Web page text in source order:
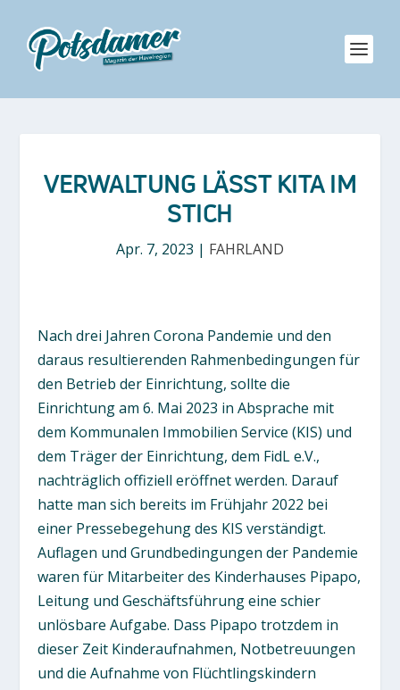
VERWALTUNG LÄSST KITA IM
STICH
Apr. 7, 2023 | FAHRLAND
Nach drei Jahren Corona Pandemie und den
daraus resultierenden Rahmenbedingungen für
den Betrieb der Einrichtung, sollte die
Einrichtung am 6. Mai 2023 in Absprache mit
dem Kommunalen Immobilien Service (KIS) und
dem Träger der Einrichtung, dem FidL e.V.,
nachträglich offiziell eröffnet werden. Darauf
hatte man sich bereits im Frühjahr 2022 bei
einer Pressebegehung des KIS verständigt.
Auflagen und Grundbedingungen der Pandemie
waren für Mitarbeiter des Kinderhauses Pipapo,
Leitung und Geschäftsführung eine schier
unlösbare Aufgabe. Dass Pipapo trotzdem in
dieser Zeit Kinderaufnahmen, Notbetreuungen
und die Aufnahme von Flüchtlingskindern